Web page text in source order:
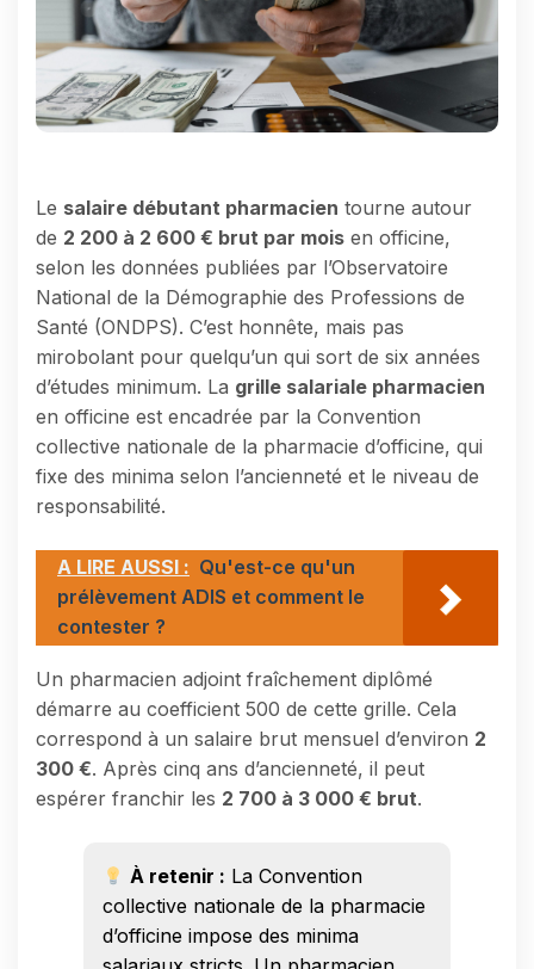
Le salaire débutant pharmacien tourne autour
de 2 200 à 2 600 € brut par mois en officine,
selon les données publiées par l’Observatoire
National de la Démographie des Professions de
Santé (ONDPS). C’est honnête, mais pas
mirobolant pour quelqu’un qui sort de six années
d’études minimum. La grille salariale pharmacien
en officine est encadrée par la Convention
collective nationale de la pharmacie d’officine, qui
fixe des minima selon l’ancienneté et le niveau de
responsabilité.
A LIRE AUSSI : Qu'est-ce qu'un
prélèvement ADIS et comment le
contester ?
Un pharmacien adjoint fraîchement diplômé
démarre au coefficient 500 de cette grille. Cela
correspond à un salaire brut mensuel d’environ 2
300 €. Après cinq ans d’ancienneté, il peut
espérer franchir les 2 700 à 3 000 € brut.
À retenir : La Convention
collective nationale de la pharmacie
d’officine impose des minima